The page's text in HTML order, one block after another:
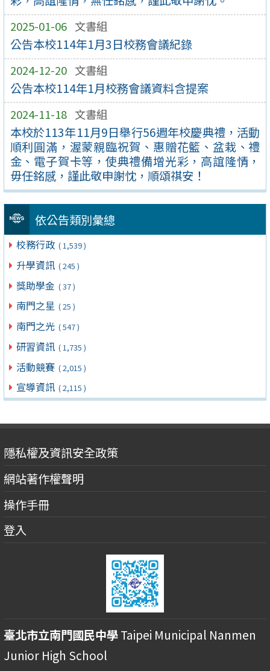
2025-01-06 文書組
公告本校114年1月3日校務會議紀錄
2024-12-20 文書組
公告本校114年1月校務會議資料含提案
2024-11-18 文書組
本校於113年11月9日舉行56週年校慶典禮，活動
順利圓滿，渥蒙親臨祝賀、惠贈花籃、盆栽、禮
金、電子賀卡等，使典禮備增光彩，高誼隆情，
毋任銘感，謹此敬申謝忱，順頌祺安！
依公告類別彙總
校務行政 ( 1,539 )
升學資訊 ( 245 )
獎助學金 ( 37 )
南門之星 ( 25 )
南門之光 ( 547 )
研習資訊 ( 1,735 )
活動競賽 ( 2,015 )
宣導資訊 ( 2,115 )
隱私權及資訊安全政策
網站著作權聲明
操作手冊
登入
臺北市立南門國民中學Taipei Municipal Nanmen
Junior High School